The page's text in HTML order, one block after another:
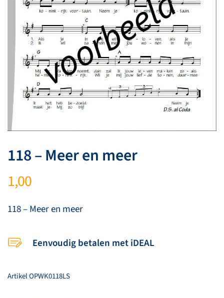
118 – Meer en meer
1,00
118 – Meer en meer
Eenvoudig betalen met iDEAL
ArtikelOPWK0118LS